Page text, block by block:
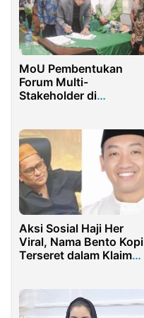
MoU Pembentukan
Forum Multi-
Stakeholder di
Aksi Sosial Haji Her
Viral, Nama Bento Kopi
Terseret dalam Klaim